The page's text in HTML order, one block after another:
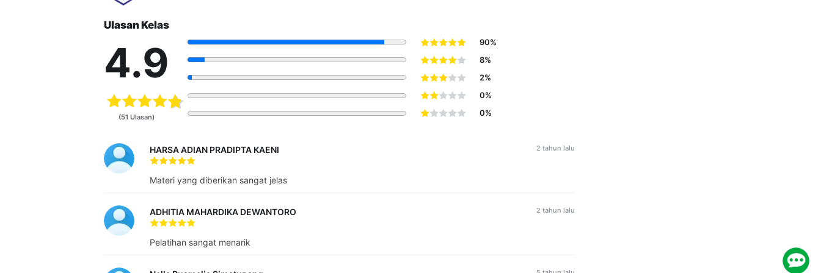
Siswa mendapatkan akses masuk ke kelas selama 60 hari.
TENTANG PENGAJAR
Komputer diLKP Duta serta 3 tahun sebagai Regional Manager di LKP DUTA Wilayah Jawa Tengah.
Ulasan Kelas
4.9
(51 Ulasan)
90%
8%
2%
0%
0%
HARSA ADIAN PRADIPTA KAENI 2 tahun lalu
Materi yang diberikan sangat jelas
ADHITIA MAHARDIKA DEWANTORO 2 tahun lalu
Pelatihan sangat menarik